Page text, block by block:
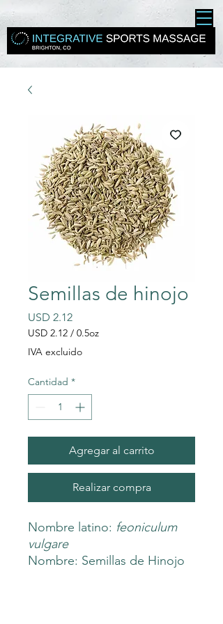
Semillas de hinojo
USD 2.12Precio
USD 2.12 / 0.5oz
USD 2.12
por
Onzas
IVA excluido
Cantidad *
Agregar al carrito
Realizar compra
Nombre latino: feoniculum
vulgare
Nombre: Semillas de Hinojo